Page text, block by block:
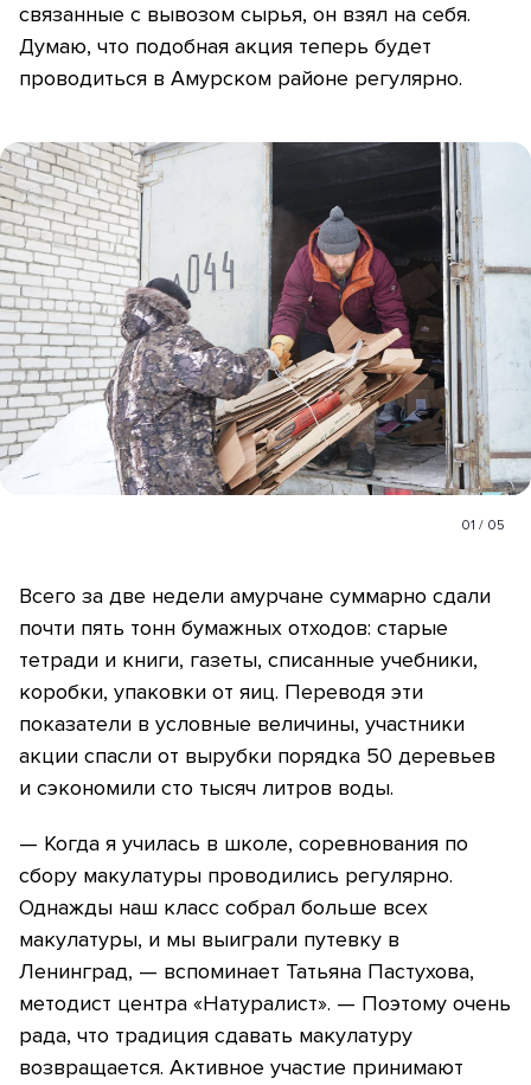
связанные с вывозом сырья, он взял на себя.
Думаю, что подобная акция теперь будет
проводиться в Амурском районе регулярно.
01 / 05
Всего за две недели амурчане суммарно сдали
почти пять тонн бумажных отходов: старые
тетради и книги, газеты, списанные учебники,
коробки, упаковки от яиц. Переводя эти
показатели в условные величины, участники
акции спасли от вырубки порядка 50 деревьев
и сэкономили сто тысяч литров воды.
— Когда я училась в школе, соревнования по
сбору макулатуры проводились регулярно.
Однажды наш класс собрал больше всех
макулатуры, и мы выиграли путевку в
Ленинград, — вспоминает Татьяна Пастухова,
методист центра «Натуралист». — Поэтому очень
рада, что традиция сдавать макулатуру
возвращается. Активное участие принимают